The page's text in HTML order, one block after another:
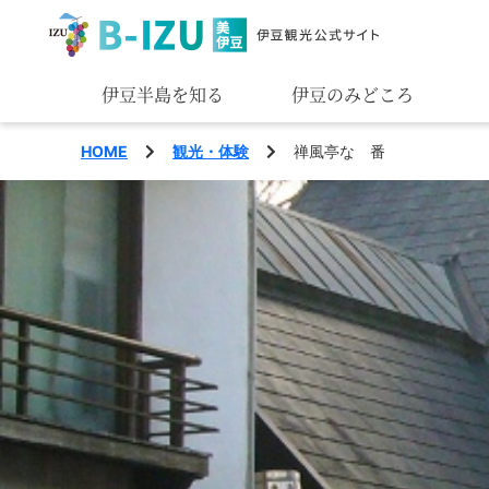
伊豆半島を知る 伊豆のみどころ
みる
あそぶ
あじわう
HOME 観光・体験 禅風亭なゝ番